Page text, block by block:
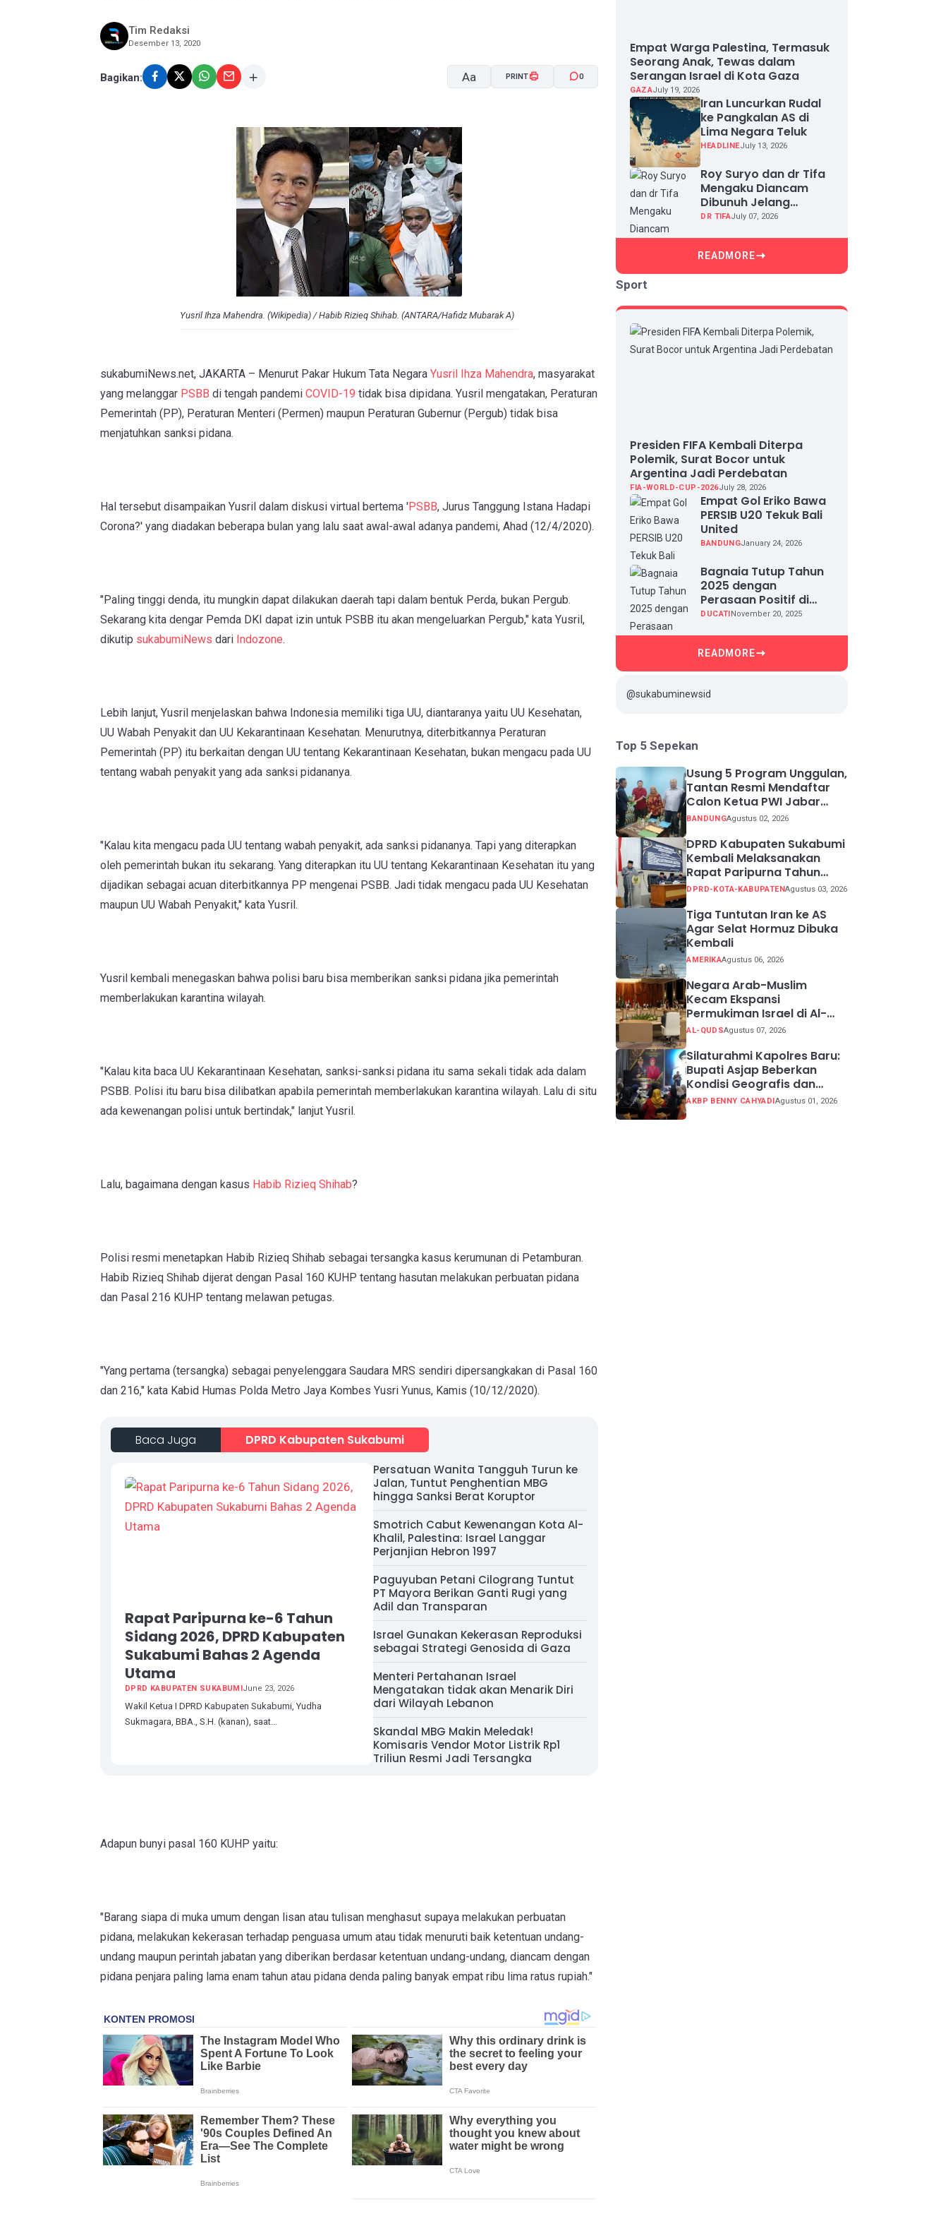
Tim Redaksi
Desember 13, 2020
Bagikan: Aa PRINT 0
Yusril Ihza Mahendra. (Wikipedia) / Habib Rizieq Shihab. (ANTARA/Hafidz Mubarak A)
sukabumiNews.net, JAKARTA – Menurut Pakar Hukum Tata Negara Yusril Ihza Mahendra, masyarakat
yang melanggar PSBB di tengah pandemi COVID-19 tidak bisa dipidana. Yusril mengatakan, Peraturan
Pemerintah (PP), Peraturan Menteri (Permen) maupun Peraturan Gubernur (Pergub) tidak bisa
menjatuhkan sanksi pidana.
Hal tersebut disampaikan Yusril dalam diskusi virtual bertema 'PSBB, Jurus Tanggung Istana Hadapi
Corona?' yang diadakan beberapa bulan yang lalu saat awal-awal adanya pandemi, Ahad (12/4/2020).
"Paling tinggi denda, itu mungkin dapat dilakukan daerah tapi dalam bentuk Perda, bukan Pergub.
Sekarang kita dengar Pemda DKI dapat izin untuk PSBB itu akan mengeluarkan Pergub," kata Yusril,
dikutip sukabumiNews dari Indozone.
Lebih lanjut, Yusril menjelaskan bahwa Indonesia memiliki tiga UU, diantaranya yaitu UU Kesehatan,
UU Wabah Penyakit dan UU Kekarantinaan Kesehatan. Menurutnya, diterbitkannya Peraturan
Pemerintah (PP) itu berkaitan dengan UU tentang Kekarantinaan Kesehatan, bukan mengacu pada UU
tentang wabah penyakit yang ada sanksi pidananya.
"Kalau kita mengacu pada UU tentang wabah penyakit, ada sanksi pidananya. Tapi yang diterapkan
oleh pemerintah bukan itu sekarang. Yang diterapkan itu UU tentang Kekarantinaan Kesehatan itu yang
dijadikan sebagai acuan diterbitkannya PP mengenai PSBB. Jadi tidak mengacu pada UU Kesehatan
maupun UU Wabah Penyakit," kata Yusril.
Yusril kembali menegaskan bahwa polisi baru bisa memberikan sanksi pidana jika pemerintah
memberlakukan karantina wilayah.
"Kalau kita baca UU Kekarantinaan Kesehatan, sanksi-sanksi pidana itu sama sekali tidak ada dalam
PSBB. Polisi itu baru bisa dilibatkan apabila pemerintah memberlakukan karantina wilayah. Lalu di situ
ada kewenangan polisi untuk bertindak," lanjut Yusril.
Lalu, bagaimana dengan kasus Habib Rizieq Shihab?
Polisi resmi menetapkan Habib Rizieq Shihab sebagai tersangka kasus kerumunan di Petamburan.
Habib Rizieq Shihab dijerat dengan Pasal 160 KUHP tentang hasutan melakukan perbuatan pidana
dan Pasal 216 KUHP tentang melawan petugas.
"Yang pertama (tersangka) sebagai penyelenggara Saudara MRS sendiri dipersangkakan di Pasal 160
dan 216," kata Kabid Humas Polda Metro Jaya Kombes Yusri Yunus, Kamis (10/12/2020).
Baca Juga DPRD Kabupaten Sukabumi
Rapat Paripurna ke-6 Tahun
Sidang 2026, DPRD Kabupaten
Sukabumi Bahas 2 Agenda
Utama
DPRD KABUPATEN SUKABUMIJune 23, 2026
Wakil Ketua I DPRD Kabupaten Sukabumi, Yudha
Sukmagara, BBA., S.H. (kanan), saat...
Persatuan Wanita Tangguh Turun ke
Jalan, Tuntut Penghentian MBG
hingga Sanksi Berat Koruptor
Smotrich Cabut Kewenangan Kota Al-
Khalil, Palestina: Israel Langgar
Perjanjian Hebron 1997
Paguyuban Petani Cilograng Tuntut
PT Mayora Berikan Ganti Rugi yang
Adil dan Transparan
Israel Gunakan Kekerasan Reproduksi
sebagai Strategi Genosida di Gaza
Menteri Pertahanan Israel
Mengatakan tidak akan Menarik Diri
dari Wilayah Lebanon
Skandal MBG Makin Meledak!
Komisaris Vendor Motor Listrik Rp1
Triliun Resmi Jadi Tersangka
Adapun bunyi pasal 160 KUHP yaitu:
"Barang siapa di muka umum dengan lisan atau tulisan menghasut supaya melakukan perbuatan
pidana, melakukan kekerasan terhadap penguasa umum atau tidak menuruti baik ketentuan undang-
undang maupun perintah jabatan yang diberikan berdasar ketentuan undang-undang, diancam dengan
pidana penjara paling lama enam tahun atau pidana denda paling banyak empat ribu lima ratus rupiah."
Empat Warga Palestina, Termasuk
Seorang Anak, Tewas dalam
Serangan Israel di Kota Gaza
GAZAJuly 19, 2026
Iran Luncurkan Rudal
ke Pangkalan AS di
Lima Negara Teluk
HEADLINEJuly 13, 2026
Roy Suryo dan dr Tifa
Mengaku Diancam
Dibunuh Jelang
Sidang, Klaim Ada
DR TIFAJuly 07, 2026
READMORE
Sport
Presiden FIFA Kembali Diterpa
Polemik, Surat Bocor untuk
Argentina Jadi Perdebatan
FIA-WORLD-CUP-2026July 28, 2026
Empat Gol Eriko Bawa
PERSIB U20 Tekuk Bali
United
BANDUNGJanuary 24, 2026
Bagnaia Tutup Tahun
2025 dengan
Perasaan Positif di
Valencia Test
DUCATINovember 20, 2025
READMORE
@sukabuminewsid
Top 5 Sepekan
Usung 5 Program Unggulan,
Tantan Resmi Mendaftar
Calon Ketua PWI Jabar
2026-2031
BANDUNGAgustus 02, 2026
DPRD Kabupaten Sukabumi
Kembali Melaksanakan
Rapat Paripurna Tahun
Sidang 2026
DPRD-KOTA-KABUPATENAgustus 03, 2026
Tiga Tuntutan Iran ke AS
Agar Selat Hormuz Dibuka
Kembali
AMERIKAAgustus 06, 2026
Negara Arab-Muslim
Kecam Ekspansi
Permukiman Israel di Al-
Quds Timur
AL-QUDSAgustus 07, 2026
Silaturahmi Kapolres Baru:
Bupati Asjap Beberkan
Kondisi Geografis dan
Potensi Kabupaten
AKBP BENNY CAHYADIAgustus 01, 2026